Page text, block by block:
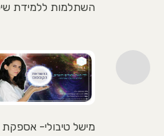
השתלמות ללמידת
מישל טיבולי- אספקת